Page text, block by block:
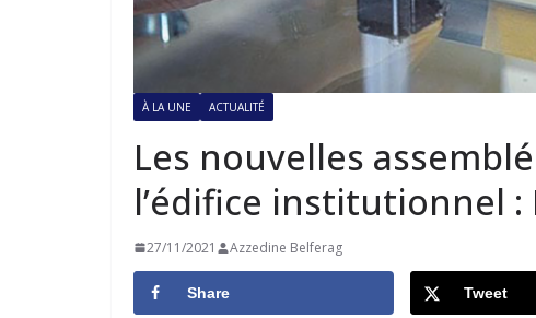
À LA UNE ACTUALITÉ
Les nouvelles
l’édifice institutionnel :
27/11/2021 Azzedine Belferag
Share Tweet